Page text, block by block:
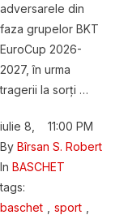
adversarele din
faza grupelor BKT
EuroCup 2026-
2027, în urma
tragerii la sorți …
iulie 8
11:00 PM
By Bîrsan S. Robert
In BASCHET
tags:
baschet
sport